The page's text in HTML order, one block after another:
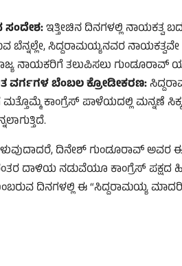
ಸಂದೇಶ:ಇತ್ತೀಚಿನ ದಿನಗಳಲ್ಲಿ ನಾಯಕತ್ವ
ಬೆನ್ನಲ್ಲೇ, ಸಿದ್ದರಾಮಯ್ಯನವರ
ನಾಯಕರಿಗೆ ತಲುಪಿಸಲು ಗುಂಡೂರಾವ್
ವರ್ಗಗಳ ಬೆಂಬಲ ಕ್ರೋಡೀಕರಣ:
ಕಾಂಗ್ರೆಸ್ ಪಾಳೆಯದಲ್ಲಿ ಮನ್ನಣೆ
ದಿನೇಶ್ ಗುಂಡೂರಾವ್ ಅವರ
ದಾಳಿಯ ನಡುವೆಯೂ ಕಾಂಗ್ರೆಸ್ ಪಕ್ಷದ
ದಿನಗಳಲ್ಲಿ ಈ “ಸಿದ್ದರಾಮಯ್ಯ